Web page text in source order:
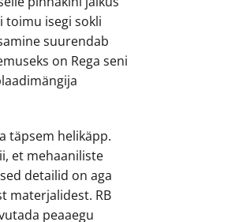
toimu isegi sokli
suurendab
on Rega seni
täpsem helikäpp.
et mehaaniliste
detailid on aga
materjalidest. RB
peaaegu